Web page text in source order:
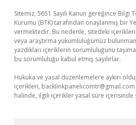
Sitemiz, 5651 Sayılı Kanun gereğince Bilgi
Kurumu (BTK) tarafından onaylanmış bir
vermektedir. Bu nedenle, sitedeki
veya araştırma yükümlülüğümüz
yazdıkları içeriklerin sorumluluğunu
bu sorumluluğu kabul etmiş sayılırlar.
Hukuka ve yasal düzenlemelere aykırı
içerikleri, backlinkpanelicomtr@gmail.com
halinde, ilgili içerikler yasal süre içerisinde